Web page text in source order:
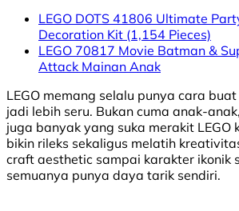
LEGO DOTS 41806 Ultimate
Decoration Kit (1,154 Pieces)
LEGO 70817 Movie Batman &
Attack Mainan Anak
LEGO memang selalu punya cara
jadi lebih seru. Bukan cuma anak-
juga banyak yang suka merakit LEGO
bikin rileks sekaligus melatih
craft aesthetic sampai karakter ikonik
semuanya punya daya tarik sendiri.